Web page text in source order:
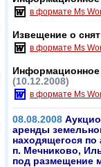
в формате Ms
Извещение о
в формате Ms
Информационное
(10.12.2008)
в формате Ms
08.08.2008
аренды
находящегося по
п. Мечниково,
под размещение